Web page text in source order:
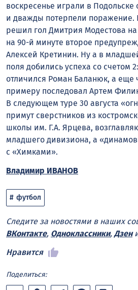
воскресенье играли в
и дважды потерпели поражение.
решил гол Дмитрия Модестова
на 90-й минуте второе
Алексей Кретинин. Ну а в
поля добились успеха со счетом
отличился Роман Баланюк, а еще
примеру последовал Артем
В следующем туре 30 августа
примут сверстников из
школы им. Г.А. Ярцева,
младшего дивизиона, а
с «Химками».
Владимир ИВАНОВ
футбол
Следите за новостями в наших
ВКонтакте, Одноклассники, Дзен
Нравится
Поделиться: